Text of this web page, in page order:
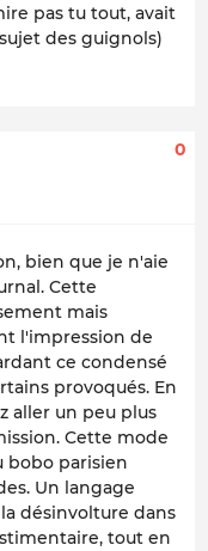
pas tu tout, avait
des guignols)
0
bien que je n'aie
Cette
mais
l'impression de
ce condensé
provoqués. En
aller un peu plus
Cette mode
bobo parisien
Un langage
désinvolture dans
tout en